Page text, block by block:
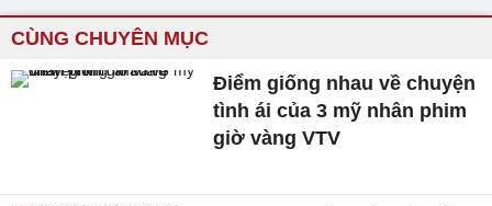
CÙNG CHUYÊN MỤC
Điểm giống nhau về chuyện
tình ái của 3 mỹ nhân phim
giờ vàng VTV